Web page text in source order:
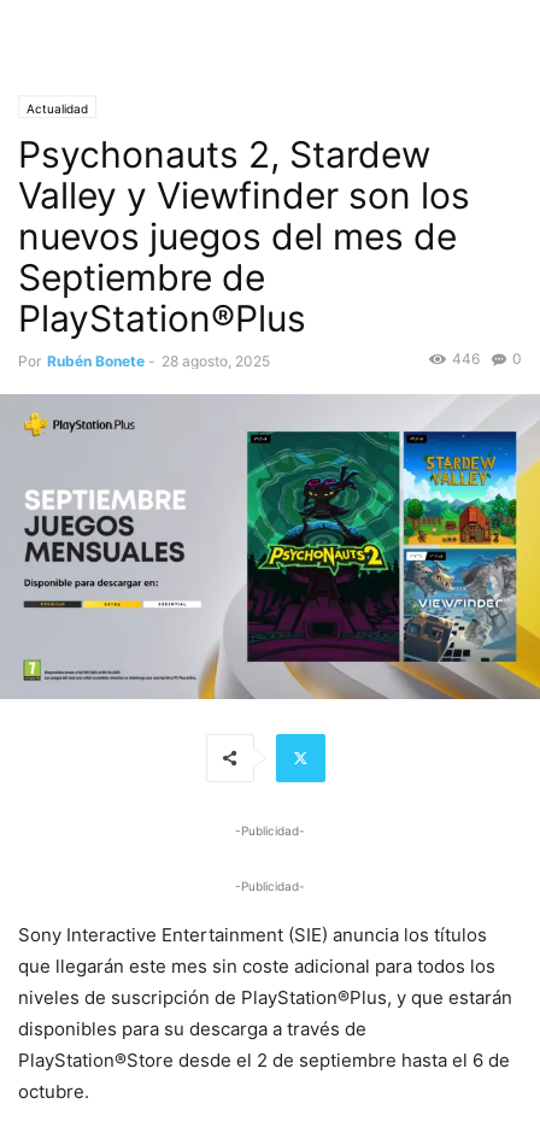
Actualidad
Psychonauts 2, Stardew
Valley y Viewfinder son los
nuevos juegos del mes de
Septiembre de
PlayStation®Plus
Por Rubén Bonete - 28 agosto, 2025 0
446
-Publicidad-
-Publicidad-
Sony Interactive Entertainment (SIE) anuncia los títulos
que llegarán este mes sin coste adicional para todos los
niveles de suscripción de PlayStation®Plus, y que estarán
disponibles para su descarga a través de
PlayStation®Store desde el 2 de septiembre hasta el 6 de
octubre.